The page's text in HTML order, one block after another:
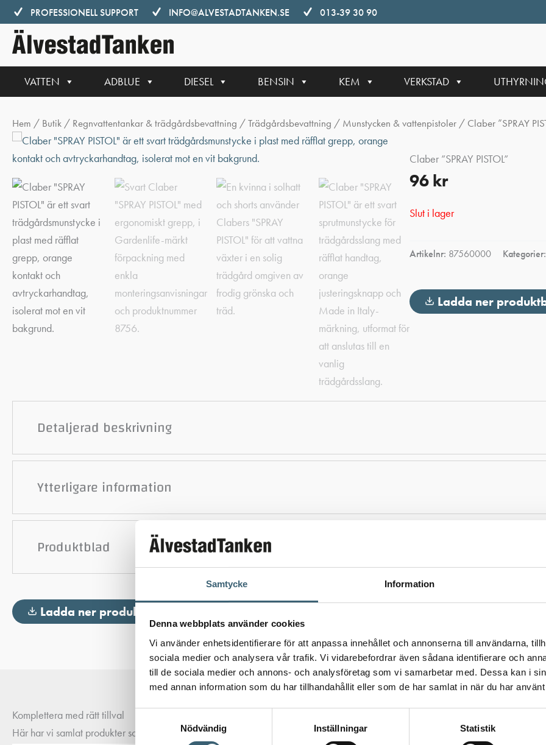
Samtycke Information
Denna webbplats använder cookies
Vi använder enhetsidentifierare för att anpassa innehållet och annonserna till användarna,
sociala medier och analysera vår trafik. Vi vidarebefordrar även sådana identifierare och
till de sociala medier och annons- och analysföretag som vi samarbetar med. Dessa kan i
med annan information som du har tillhandahållit eller som de har samlat in när du har
Nödvändig
Inställningar Statistik
Hoppa
till
innehåll
PROFESSIONELL SUPPORT INFO@ALVESTADTANKEN.SE 013-39 30 90
VATTEN ADBLUE DIESEL BENSIN KEM VERKSTAD
Hem / Butik / Regnvattentankar & trädgårdsbevattning /Trädgårdsbevattning / Munstycken & vattenpistoler / Claber ”SPRAY
Claber ”SPRAY PISTOL”
96 kr
Slut i lager
Artikelnr: 87560000
Ladda ner
Detaljerad beskrivning
Ytterligare information
Produktblad
Ladda ner produktblad
Komplettera med rätt tillval
Här har vi samlat produkter som ofta passar bra ihop med det du tittar på – för en mer komplett lösning.